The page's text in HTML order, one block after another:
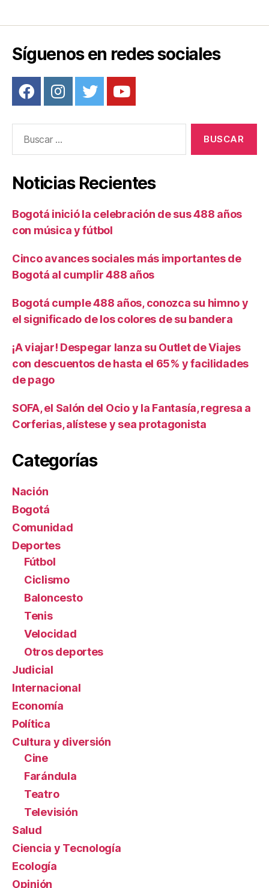
o
k
Síguenos en redes sociales
Noticias Recientes
Bogotá inició la celebración de sus 488 años
con música y fútbol
Cinco avances sociales más importantes de
Bogotá al cumplir 488 años
Bogotá cumple 488 años, conozca su himno y
el significado de los colores de su bandera
¡A viajar! Despegar lanza su Outlet de Viajes
con descuentos de hasta el 65% y facilidades
de pago
SOFA, el Salón del Ocio y la Fantasía, regresa a
Corferias, alístese y sea protagonista
Categorías
Nación
Bogotá
Comunidad
Deportes
Fútbol
Ciclismo
Baloncesto
Tenis
Velocidad
Otros deportes
Judicial
Internacional
Economía
Política
Cultura y diversión
Cine
Farándula
Teatro
Televisión
Salud
Ciencia y Tecnología
Ecología
Opinión